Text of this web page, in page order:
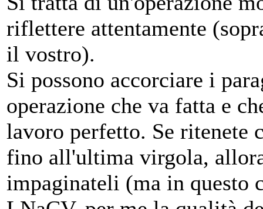
riflettere attentamente
il vostro).
Si possono accorciare i
operazione che va fatta e
lavoro perfetto. Se ritenete
fino all'ultima virgola,
impaginateli (ma in questo